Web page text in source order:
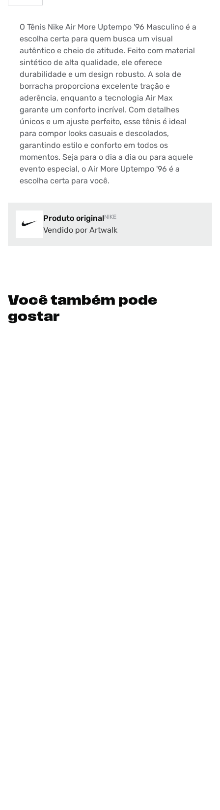
O Tênis Nike Air More Uptempo '96 Masculino é a
escolha certa para quem busca um visual
autêntico e cheio de atitude. Feito com material
sintético de alta qualidade, ele oferece
durabilidade e um design robusto. A sola de
borracha proporciona excelente tração e
aderência, enquanto a tecnologia Air Max
garante um conforto incrível. Com detalhes
únicos e um ajuste perfeito, esse tênis é ideal
para compor looks casuais e descolados,
garantindo estilo e conforto em todos os
momentos. Seja para o dia a dia ou para aquele
evento especial, o Air More Uptempo '96 é a
escolha certa para você.
Produto originalNIKE
Vendido por Artwalk
Você também pode
gostar